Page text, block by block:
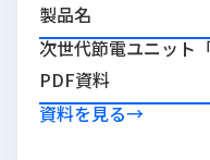
品
情
報
受
製品名
次世代節電ユニット
PDF資料
資料を見る→